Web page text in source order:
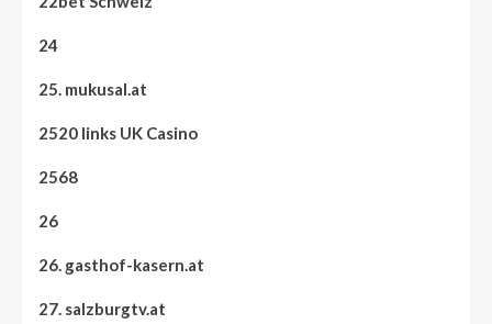
24
25. mukusal.at
2520 links UK Casino
2568
26
26. gasthof-kasern.at
27. salzburgtv.at